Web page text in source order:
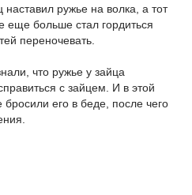
ружье на волка, а тот
еще больше стал гордиться
переночевать.
что ружье у зайца
с зайцем. И в этой
его в беде, после чего